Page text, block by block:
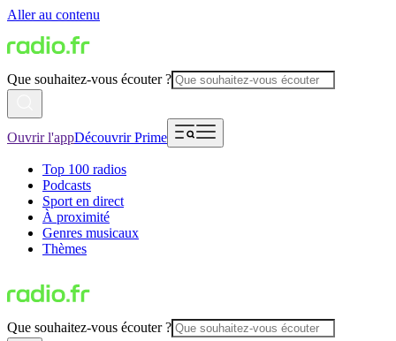
Aller au contenu
Que souhaitez-vous écouter ?
Ouvrir l'appDécouvrir Prime
Top 100 radios
Podcasts
Sport en direct
À proximité
Genres musicaux
Thèmes
Que souhaitez-vous écouter ?